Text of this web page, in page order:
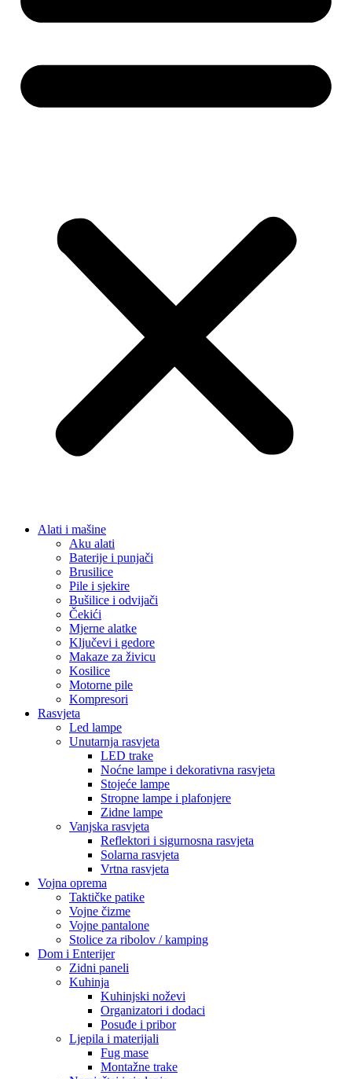
Alati i mašine
Aku alati
Baterije i punjači
Brusilice
Pile i sjekire
Bušilice i odvijači
Čekići
Mjerne alatke
Ključevi i gedore
Makaze za živicu
Kosilice
Motorne pile
Kompresori
Rasvjeta
Led lampe
Unutarnja rasvjeta
LED trake
Noćne lampe i dekorativna rasvjeta
Stojeće lampe
Stropne lampe i plafonjere
Zidne lampe
Vanjska rasvjeta
Reflektori i sigurnosna rasvjeta
Solarna rasvjeta
Vrtna rasvjeta
Vojna oprema
Taktičke patike
Vojne čizme
Vojne pantalone
Stolice za ribolov / kamping
Dom i Enterijer
Zidni paneli
Kuhinja
Kuhinjski noževi
Organizatori i dodaci
Posuđe i pribor
Ljepila i materijali
Fug mase
Montažne trake